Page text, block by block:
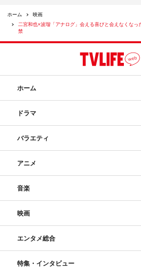
ホーム
映画
二宮和也×波瑠「アナログ」会える喜びと会えなくなっ
禁
ホーム
ドラマ
バラエティ
アニメ
音楽
映画
エンタメ総合
特集・インタビュー